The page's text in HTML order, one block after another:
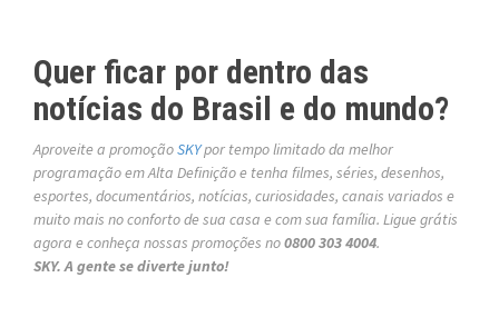
Quer ficar por dentro das
notícias do Brasil e do mundo?
Aproveite a promoçãoSKYpor tempo limitado da melhor
programação em Alta Definição e tenha filmes, séries, desenhos,
esportes, documentários, notícias, curiosidades, canais variados e
muito mais no conforto de sua casa e com sua família. Ligue grátis
agora e conheça nossas promoções no0800 303 4004.
SKY. A gente se diverte junto!